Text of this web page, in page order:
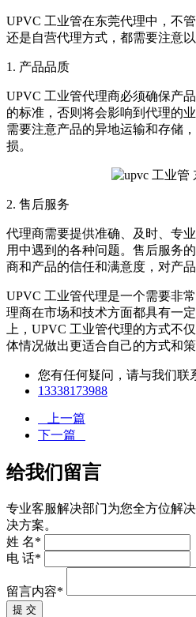
UPVC 工业管在东莞代理中，不
还是自营代理方式，都需要注意以
1. 产品品质
UPVC 工业管代理商必须确保产
的标准，否则将会影响到代理的
需要注意产品的异地运输和存储
损。
2. 售后服务
代理商需要提供准确、及时、专
用中遇到的各种问题。售后服务
商和产品的信任和满意度，对产
UPVC 工业管代理是一个需要非
理商在市场和技术方面都具有一
上，UPVC 工业管代理的方式不
体情况做出更适合自己的方式和策
您有任何疑问，请与我们联
13338173988
上一篇
下一篇
给我们留言
专业客服解决部门为您全方位解
决方案。
姓 名*
电 话*
留言内容*
提 交